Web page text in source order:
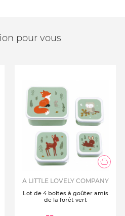
pour vous
A LITTLE LOVELY COMPANY
Lot de 4 boîtes à goûter amis
de la forêt vert